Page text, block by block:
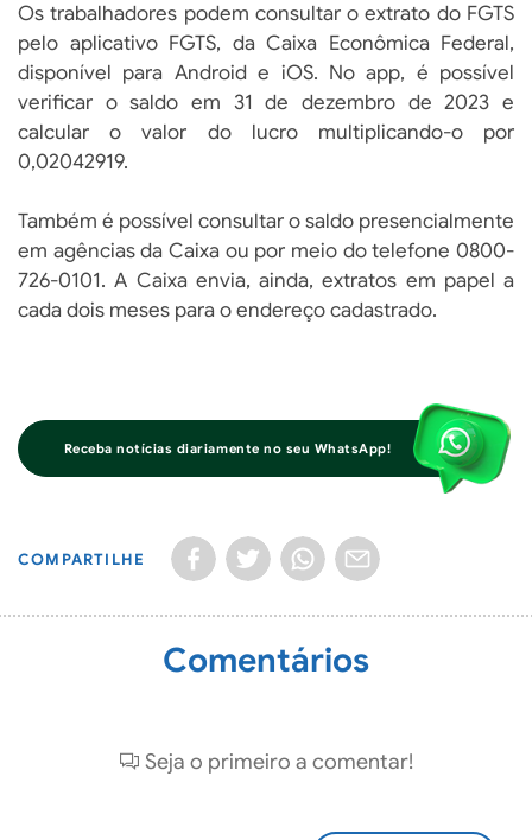
Os trabalhadores podem consultar o extrato do FGTS
pelo aplicativo FGTS, da Caixa Econômica Federal,
disponível para Android e iOS. No app, é possível
verificar o saldo em 31 de dezembro de 2023 e
calcular o valor do lucro multiplicando-o por
0,02042919.
Também é possível consultar o saldo presencialmente
em agências da Caixa ou por meio do telefone 0800-
726-0101. A Caixa envia, ainda, extratos em papel a
cada dois meses para o endereço cadastrado.
Receba notícias diariamente no seu WhatsApp!
COMPARTILHE
Comentários
Seja o primeiro a comentar!